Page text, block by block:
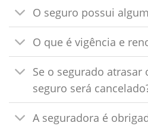
O seguro possui
O que é vigência e
Se o segurado atrasar
seguro será
A seguradora é